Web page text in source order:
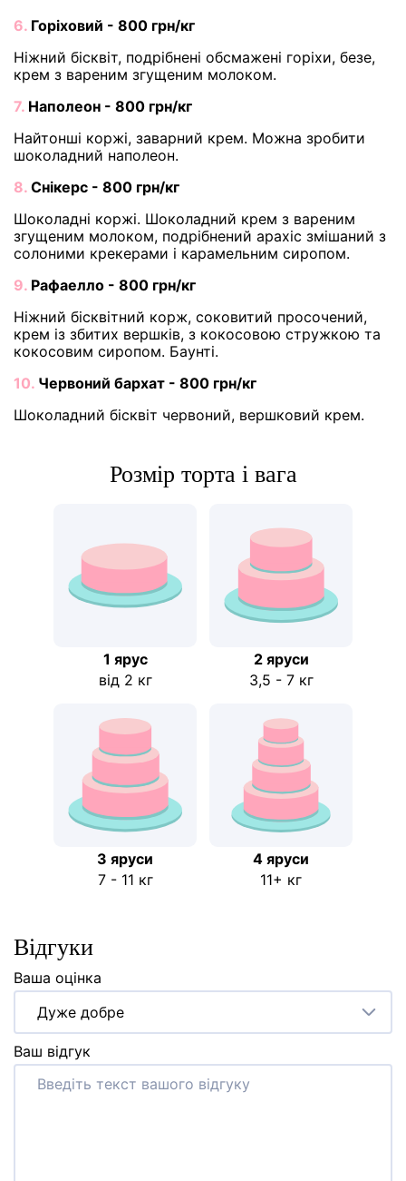
6. Горіховий - 800 грн/кг
Ніжний бісквіт, подрібнені обсмажені горіхи, безе,
крем з вареним згущеним молоком.
7. Наполеон - 800 грн/кг
Найтонші коржі, заварний крем. Можна зробити
шоколадний наполеон.
8. Снікерс - 800 грн/кг
Шоколадні коржі. Шоколадний крем з вареним
згущеним молоком, подрібнений арахіс змішаний з
солоними крекерами і карамельним сиропом.
9. Рафаелло - 800 грн/кг
Ніжний бісквітний корж, соковитий просочений,
крем із збитих вершків, з кокосовою стружкою та
кокосовим сиропом. Баунті.
10. Червоний бархат - 800 грн/кг
Шоколадний бісквіт червоний, вершковий крем.
Розмір торта і вага
1 ярус
від 2 кг
2 яруси
3,5 - 7 кг
3 яруси
7 - 11 кг
4 яруси
11+ кг
Відгуки
Ваша оцінка
Дуже добре
Ваш відгук